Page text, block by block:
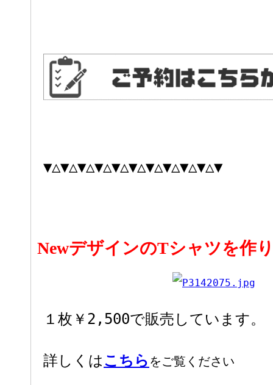
▼△▼△▼△▼△▼△▼△▼△▼△▼△▼△▼
NewデザインのTシャツを作
１枚￥2,500で販売しています。
詳しくはこちら をご覧ください